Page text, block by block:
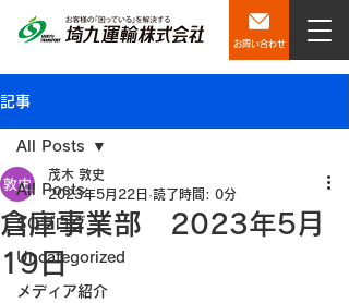
お問い合わせ
記事
All Posts
SQブログ
Uncategorized
メディア紹介
All Posts
倉庫事業部 2023年5月
19日
茂木 敦史
2023年5月22日 読了時間: 0分